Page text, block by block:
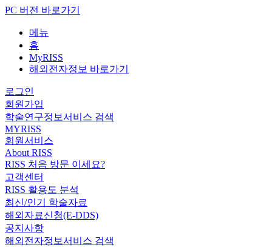
PC 버전 바로가기
메뉴
홈
MyRISS
해외전자정보 바로가기
로그인
회원가입
학술연구정보서비스 검색
MYRISS
회원서비스
About RISS
RISS 처음 방문 이세요?
고객센터
RISS 활용도 분석
최신/인기 학술자료
해외자료신청(E-DDS)
공지사항
해외전자정보서비스 검색